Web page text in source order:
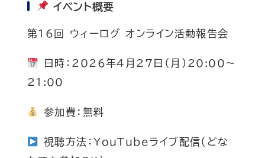
イベント概要
第16回 ウィーログ オンライン活動報告会
日時：2026年4月27日（月）20:00〜
21:00
参加費：無料
視聴方法：YouTubeライブ配信（どな